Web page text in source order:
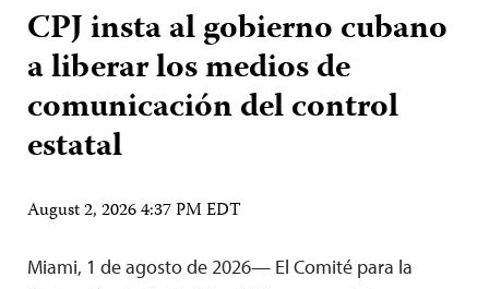
CPJ insta al gobierno cubano
a liberar los medios de
comunicación del control
estatal
August 2, 2026 4:37 PM EDT
Miami, 1 de agosto de 2026— El Comité para la